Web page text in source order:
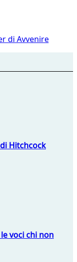
di Avvenire
Hitchcock
voci chi non